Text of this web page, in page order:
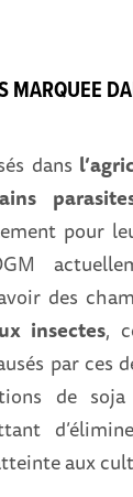
MARQUEE
dans
pour
des
insectes,
par ces
de soja
aux